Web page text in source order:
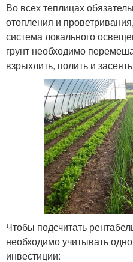
Во всех теплицах
отопления и
система локального
грунт необходимо
взрыхлить, полить и
Чтобы подсчитать
необходимо учитывать
инвестиции: